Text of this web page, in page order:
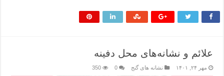
علائم و نشانه‌های محل دفینه
مهر ۲۴, ۱۴۰۱ نشانه های گنج 0
350